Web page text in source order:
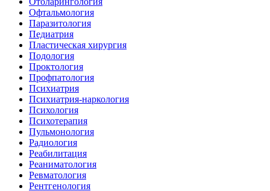
Офтальмология
Паразитология
Педиатрия
Пластическая хирургия
Подология
Проктология
Профпатология
Психиатрия
Психиатрия-наркология
Психология
Психотерапия
Пульмонология
Радиология
Реабилитация
Реаниматология
Ревматология
Рентгенология